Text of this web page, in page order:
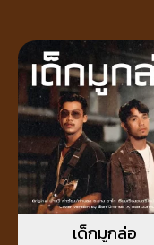
เด็กมูกล่อ